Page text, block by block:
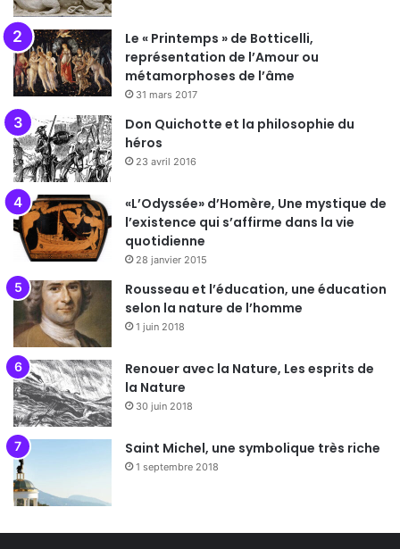
Le « Printemps » de Botticelli,
représentation de l’Amour ou
métamorphoses de l’âme
31 mars 2017
Don Quichotte et la philosophie du
héros
23 avril 2016
«L’Odyssée» d’Homère, Une mystique de
l’existence qui s’affirme dans la vie
quotidienne
28 janvier 2015
Rousseau et l’éducation, une éducation
selon la nature de l’homme
1 juin 2018
Renouer avec la Nature, Les esprits de
la Nature
30 juin 2018
Saint Michel, une symbolique très riche
1 septembre 2018